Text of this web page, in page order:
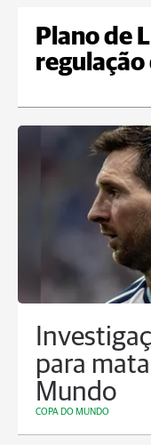
Plano de
regulação
para
Mundo
COPA DO MUNDO